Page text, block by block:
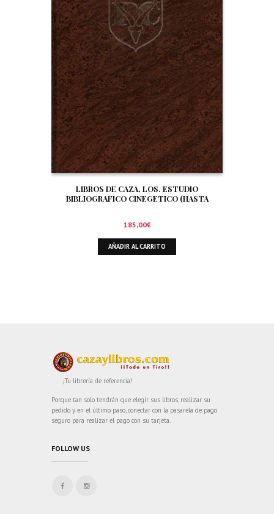
LIBROS DE CAZA, LOS. ESTUDIO
BIBLIOGRAFICO CINEGETICO (HASTA
185,00€
AÑADIR AL CARRITO
¡Tu librería de referencia!
Porque tan solo tendrán que elegir sus libros, realizar su
pedido y en el último paso, conectar con la pasarela de pago
seguro para realizar el pago con su tarjeta.
FOLLOW US